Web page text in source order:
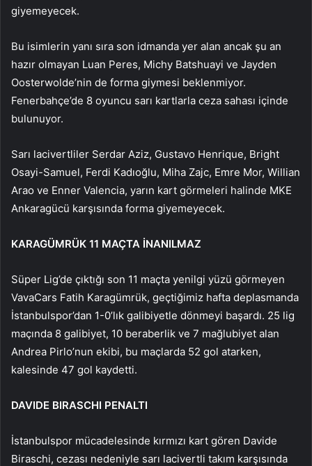
giyemeyecek.
Bu isimlerin yanı sıra son idmanda yer alan ancak şu an
hazır olmayan Luan Peres, Michy Batshuayi ve Jayden
Oosterwolde’nin de forma giymesi beklenmiyor.
Fenerbahçe’de 8 oyuncu sarı kartlarla ceza sahası içinde
bulunuyor.
Sarı lacivertliler Serdar Aziz, Gustavo Henrique, Bright
Osayi-Samuel, Ferdi Kadıoğlu, Miha Zajc, Emre Mor, Willian
Arao ve Enner Valencia, yarın kart görmeleri halinde MKE
Ankaragücü karşısında forma giyemeyecek.
KARAGÜMRÜK 11 MAÇTA İNANILMAZ
Süper Lig’de çıktığı son 11 maçta yenilgi yüzü görmeyen
VavaCars Fatih Karagümrük, geçtiğimiz hafta deplasmanda
İstanbulspor’dan 1-0’lık galibiyetle dönmeyi başardı. 25 lig
maçında 8 galibiyet, 10 beraberlik ve 7 mağlubiyet alan
Andrea Pirlo’nun ekibi, bu maçlarda 52 gol atarken,
kalesinde 47 gol kaydetti.
DAVIDE BIRASCHI PENALTI
İstanbulspor mücadelesinde kırmızı kart gören Davide
Biraschi, cezası nedeniyle sarı lacivertli takım karşısında